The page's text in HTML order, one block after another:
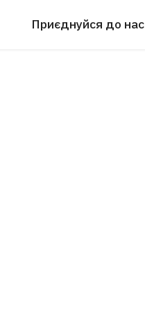
Приєднуйся до нас